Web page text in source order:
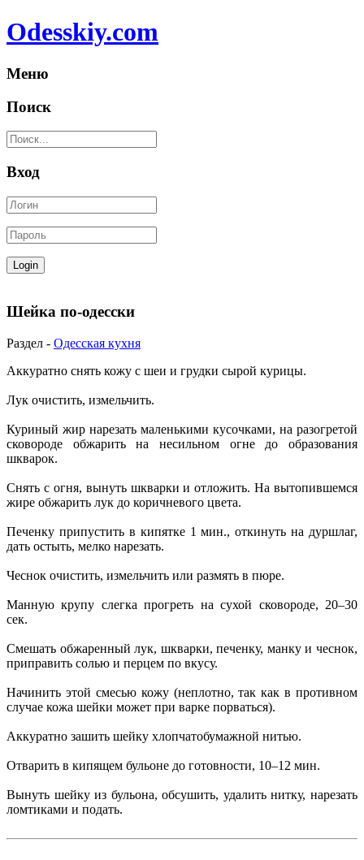
Odesskiy.com
Меню
Поиск
Вход
Шейка по-одесски
Раздел - Одесская кухня
Аккуратно снять кожу с шеи и грудки сырой курицы.
Лук очистить, измельчить.
Куриный жир нарезать маленькими кусочками, на разогретой
сковороде обжарить на несильном огне до образования
шкварок.
Снять с огня, вынуть шкварки и отложить. На вытопившемся
жире обжарить лук до коричневого цвета.
Печенку припустить в кипятке 1 мин., откинуть на дуршлаг,
дать остыть, мелко нарезать.
Чеснок очистить, измельчить или размять в пюре.
Манную крупу слегка прогреть на сухой сковороде, 20–30
сек.
Смешать обжаренный лук, шкварки, печенку, манку и чеснок,
приправить солью и перцем по вкусу.
Начинить этой смесью кожу (неплотно, так как в противном
случае кожа шейки может при варке порваться).
Аккуратно зашить шейку хлопчатобумажной нитью.
Отварить в кипящем бульоне до готовности, 10–12 мин.
Вынуть шейку из бульона, обсушить, удалить нитку, нарезать
ломтиками и подать.